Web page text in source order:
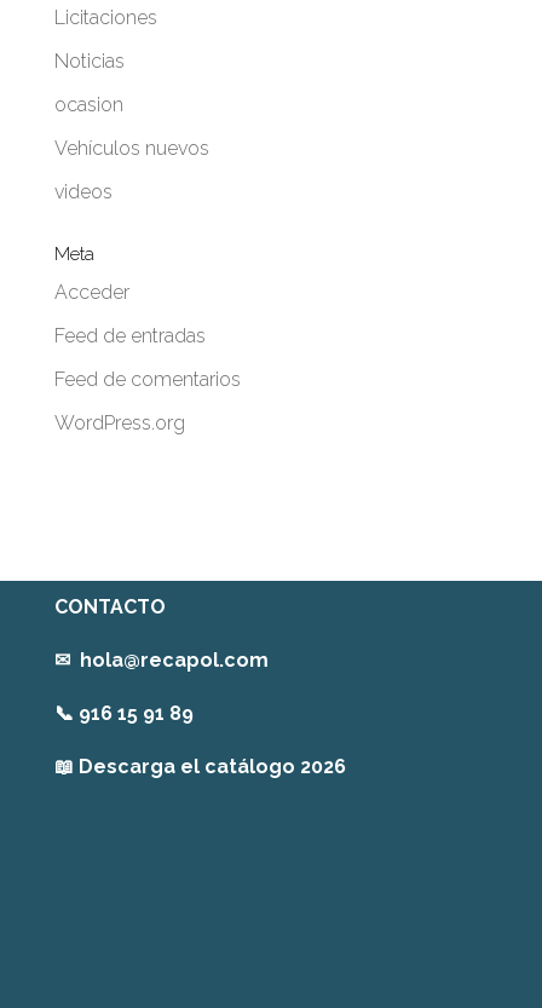
Licitaciones
Noticias
ocasion
Vehículos nuevos
videos
Meta
Acceder
Feed de entradas
Feed de comentarios
WordPress.org
CONTACTO
✉ hola@recapol.com
📞 916 15 91 89
📖 Descarga el catálogo 2026